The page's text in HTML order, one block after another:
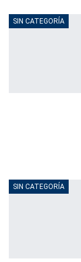
SIN CATEGORÍA
SIN CATEGORÍA